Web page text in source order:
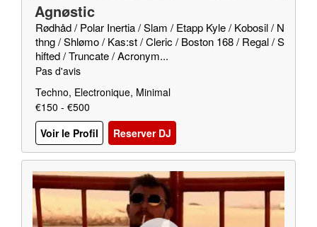
Agnøstic
Rødhåd / Polar Inertia / Slam / Etapp Kyle / Kobosil / N
thng / Shlømo / Kas:st / Cleric / Boston 168 / Regal / S
hifted / Truncate / Acronym...
Pas d'avis
Techno, Electronique, Minimal
€150 - €500
Voir le Profil
Reserver DJ